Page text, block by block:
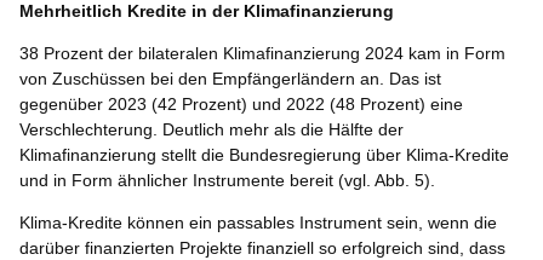
Mehrheitlich Kredite in der Klimafinanzierung
38 Prozent der bilateralen Klimafinanzierung 2024 kam in Form
von Zuschüssen bei den Empfängerländern an. Das ist
gegenüber 2023 (42 Prozent) und 2022 (48 Prozent) eine
Verschlechterung. Deutlich mehr als die Hälfte der
Klimafinanzierung stellt die Bundesregierung über Klima-Kredite
und in Form ähnlicher Instrumente bereit (vgl. Abb. 5).
Klima-Kredite können ein passables Instrument sein, wenn die
darüber finanzierten Projekte finanziell so erfolgreich sind, dass